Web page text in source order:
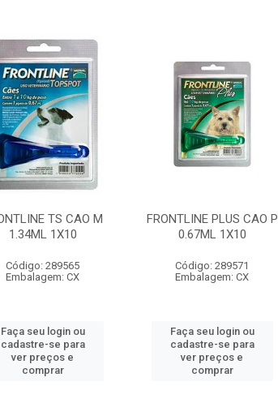
TS CAO M
1.34ML 1X10
Código: 289565
Embalagem: CX
Faça seu login ou
cadastre-se para
ver preços e
comprar
FRONTLINE PLUS CAO P
0.67ML 1X10
Código: 289571
Embalagem: CX
Faça seu login ou
cadastre-se para
ver preços e
comprar